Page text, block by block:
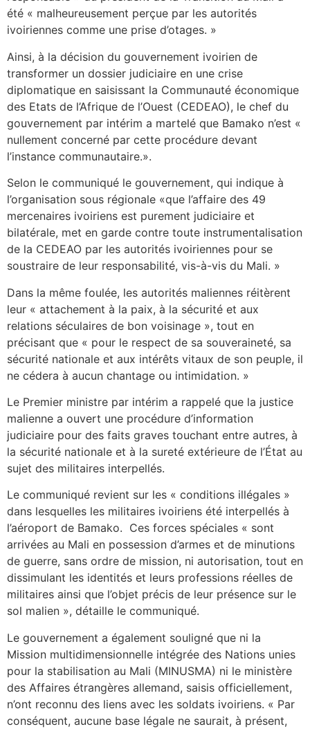
été « malheureusement perçue par les autorités
ivoiriennes comme une prise d’otages. »
Ainsi, à la décision du gouvernement ivoirien de
transformer un dossier judiciaire en une crise
diplomatique en saisissant la Communauté économique
des Etats de l’Afrique de l’Ouest (CEDEAO), le chef du
gouvernement par intérim a martelé que Bamako n’est «
nullement concerné par cette procédure devant
l’instance communautaire.».
Selon le communiqué le gouvernement, qui indique à
l’organisation sous régionale «que l’affaire des 49
mercenaires ivoiriens est purement judiciaire et
bilatérale, met en garde contre toute instrumentalisation
de la CEDEAO par les autorités ivoiriennes pour se
soustraire de leur responsabilité, vis-à-vis du Mali. »
Dans la même foulée, les autorités maliennes réitèrent
leur « attachement à la paix, à la sécurité et aux
relations séculaires de bon voisinage », tout en
précisant que « pour le respect de sa souveraineté, sa
sécurité nationale et aux intérêts vitaux de son peuple, il
ne cédera à aucun chantage ou intimidation. »
Le Premier ministre par intérim a rappelé que la justice
malienne a ouvert une procédure d’information
judiciaire pour des faits graves touchant entre autres, à
la sécurité nationale et à la sureté extérieure de l’État au
sujet des militaires interpellés.
Le communiqué revient sur les « conditions illégales »
dans lesquelles les militaires ivoiriens été interpellés à
l’aéroport de Bamako. Ces forces spéciales « sont
arrivées au Mali en possession d’armes et de minutions
de guerre, sans ordre de mission, ni autorisation, tout en
dissimulant les identités et leurs professions réelles de
militaires ainsi que l’objet précis de leur présence sur le
sol malien », détaille le communiqué.
Le gouvernement a également souligné que ni la
Mission multidimensionnelle intégrée des Nations unies
pour la stabilisation au Mali (MINUSMA) ni le ministère
des Affaires étrangères allemand, saisis officiellement,
n’ont reconnu des liens avec les soldats ivoiriens. « Par
conséquent, aucune base légale ne saurait, à présent,